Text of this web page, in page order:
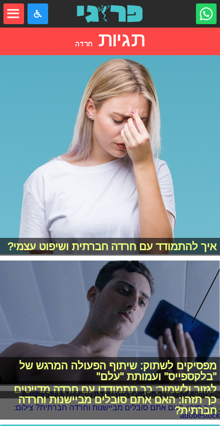
תגיותחרדה
איך להתמודד עם חרדה חברתית ושיפוט עצמי?
מפסיקים לשתוק: שיתוף הפעולה המרגש של
"בלקספייס" ועמותת "עלם"
לגזור ולשמור: כך תתמודדו עם חרדה מדייטים
כך תזהו: האם אתם סובלים מביישנות וחרדה
חברתית?